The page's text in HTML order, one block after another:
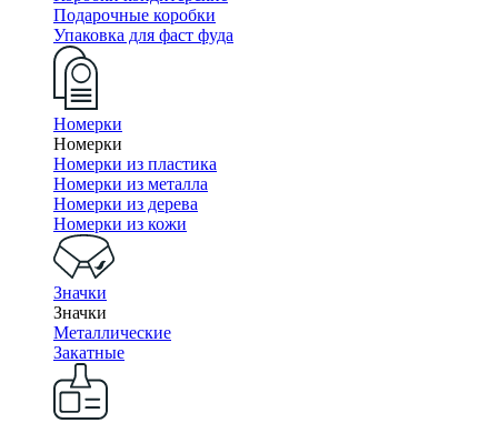
Подарочные коробки
Упаковка для фаст фуда
Номерки
Номерки
Номерки из пластика
Номерки из металла
Номерки из дерева
Номерки из кожи
Значки
Значки
Металлические
Закатные